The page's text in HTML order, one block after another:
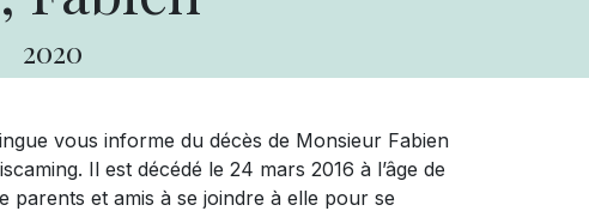
2020
vous informe du décès de Monsieur Fabien
Il est décédé le 24 mars 2016 à l’âge de
parents et amis à se joindre à elle pour se